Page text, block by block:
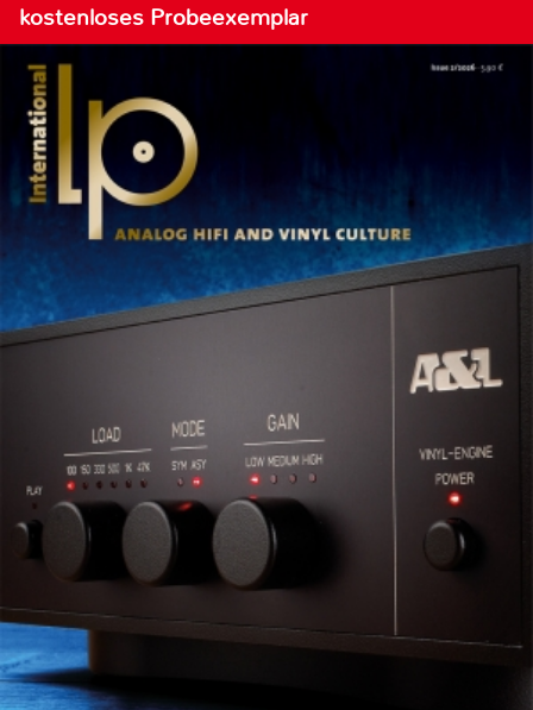
kostenloses Probeexemplar